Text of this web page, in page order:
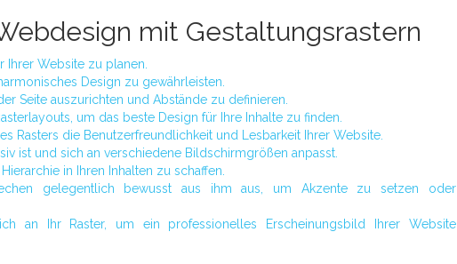
mit Gestaltungsrastern
Ihrer Website zu planen.
Design zu gewährleisten.
Seite auszurichten und Abstände zu definieren.
um das beste Design für Ihre Inhalte zu finden.
Rasters die Benutzerfreundlichkeit und Lesbarkeit Ihrer Website.
ist und sich an verschiedene Bildschirmgrößen anpasst.
in Ihren Inhalten zu schaffen.
gelegentlich bewusst aus ihm aus, um Akzente zu setzen oder
an Ihr Raster, um ein professionelles Erscheinungsbild Ihrer Website